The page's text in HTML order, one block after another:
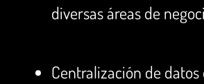
diversas áreas de
Centralización de